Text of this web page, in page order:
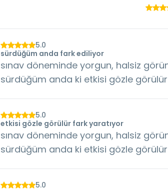
5.0
sürdüğüm anda fark ediliyor
sınav döneminde yorgun, halsiz
sürdüğüm anda ki etkisi gözle
5.0
etkisi gözle görülür fark yaratıyor
sınav döneminde yorgun, halsiz
sürdüğüm anda ki etkisi gözle
5.0